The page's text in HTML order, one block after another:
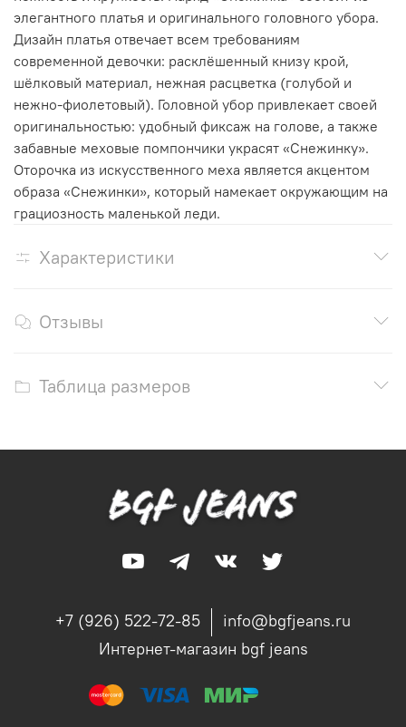
элегантного платья и оригинального головного убора.
Дизайн платья отвечает всем требованиям
современной девочки: расклёшенный книзу крой,
шёлковый материал, нежная расцветка (голубой и
нежно-фиолетовый). Головной убор привлекает своей
оригинальностью: удобный фиксаж на голове, а также
забавные меховые помпончики украсят «Снежинку».
Оторочка из искусственного меха является акцентом
образа «Снежинки», который намекает окружающим на
грациозность маленькой леди.
Характеристики
Отзывы
Таблица размеров
+7 (926) 522-72-85
info@bgfjeans.ru
Интернет-магазин bgf jeans